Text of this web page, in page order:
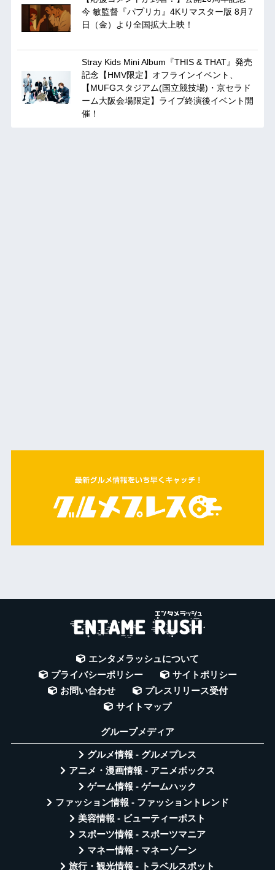
今 敏監督『パプリカ』4Kリマスター版 8月7
日（金）より全国拡大上映！
Stray Kids Mini Album『THIS & THAT』発売
記念【HMV限定】オフラインイベント、
【MUFGスタジアム(国立競技場)・京セラド
ーム大阪会場限定】ライブ終演後イベント開
催！
エンタメラッシュについて
プライバシーポリシー
サイトポリシー
お問い合わせ
プレスリリース受付
サイトマップ
グループメディア
グルメ情報 - グルメプレス
アニメ・漫画情報 - アニメボックス
ゲーム情報 - ゲームハック
ファッション情報 - ファッショントレンド
美容情報 - ビューティーポスト
スポーツ情報 - スポーツマニア
マネー情報 - マネーゾーン
旅行・観光情報 - トラベルスポット